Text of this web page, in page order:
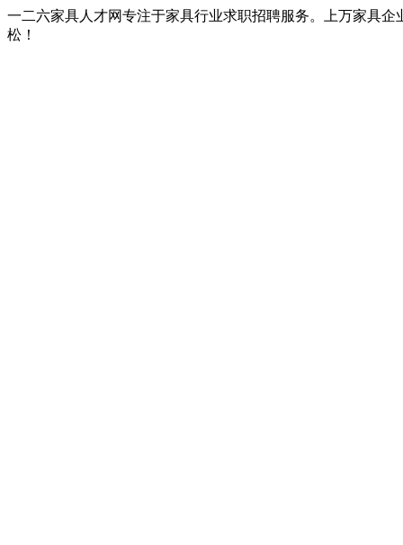
一二六家具人才网专注于家具行业求职招聘服务。上万家具
松！